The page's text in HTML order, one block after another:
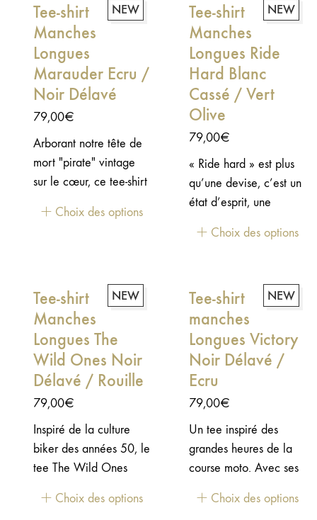
look vintage et de
superbes détails comme
les poignets
asymétriques. Il est
fabriqué en coton
French Terry. Tester,
c’est l’adopter !
moto et le style. Un
design classique ancré
dans l'héritage,
l'artisanat et l'esprit de
liberté.
NEW
Tee-shirt
Manches
Longues
Marauder Ecru /
Noir Délavé
79,00€
Arborant notre tête de
mort "pirate" vintage
sur le cœur, ce tee-shirt
un classique : un style
Choix des options
NEW
Tee-shirt
Manches
Longues Ride
Hard Blanc
Cassé / Vert
Olive
79,00€
« Ride hard » est plus
qu’une devise, c’est un
état d’esprit, une
personnelle. C’est
plus, à te surpasser, à
chercher l’inaccessible.
Et à prendre du plaisir
dans cette quête. Ce t-
shirt en coton à
pour vous le rappeler :
allez-y et surmontez les
obstacles !
Choix des options
NEW
Tee-shirt
Manches
Longues The
Wild Ones Noir
Délavé / Rouille
79,00€
Inspiré de la culture
biker des années 50, le
tee The Wild Ones
clubs, aux pilotes et
Choix des options
NEW
Tee-shirt
manches
Longues Victory
Noir Délavé /
Ecru
79,00€
Un tee inspiré des
grandes heures de la
course moto. Avec ses
son lettrage vintage, le
Choix des options